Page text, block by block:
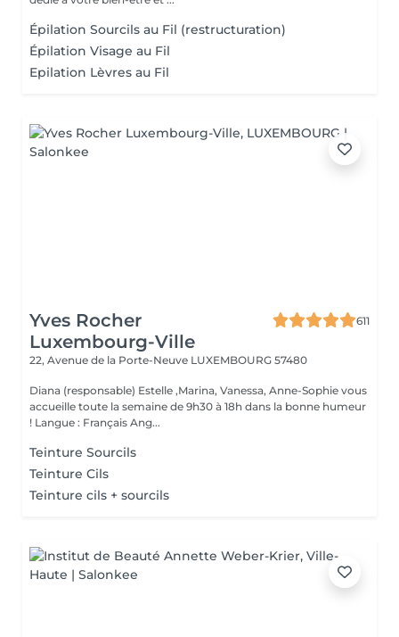
Épilation Sourcils au Fil (restructuration)
Épilation Visage au Fil
Epilation Lèvres au Fil
Yves Rocher
Luxembourg-Ville
611
22, Avenue de la Porte-Neuve LUXEMBOURG 57480
Diana (responsable) Estelle ,Marina, Vanessa, Anne-Sophie vous
accueille toute la semaine de 9h30 à 18h dans la bonne humeur
! Langue : Français Ang...
Teinture Sourcils
Teinture Cils
Teinture cils + sourcils